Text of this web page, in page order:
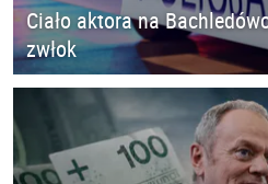
Ciało aktora na
zwłok